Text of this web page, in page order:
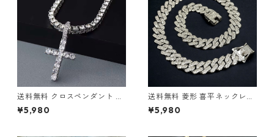
送料無料 クロスペンダント テ
ニスチェーン付 60cm 50cm
45cm 幅4mm テニスネックレ
¥5,980
送料無料 菱形 喜平ネックレス
60cm 50cm 45cm 幅14mm
喜平チェーン シルバー シルバ
¥5,980